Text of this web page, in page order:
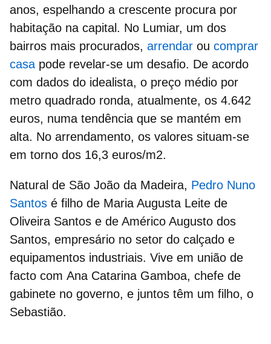
anos, espelhando a crescente procura por
habitação na capital. No Lumiar, um dos
bairros mais procurados, arrendar ou comprar
casa pode revelar-se um desafio. De acordo
com dados do idealista, o preço médio por
metro quadrado ronda, atualmente, os 4.642
euros, numa tendência que se mantém em
alta. No arrendamento, os valores situam-se
em torno dos 16,3 euros/m2.
Natural de São João da Madeira, Pedro Nuno
Santos é filho de Maria Augusta Leite de
Oliveira Santos e de Américo Augusto dos
Santos, empresário no setor do calçado e
equipamentos industriais. Vive em união de
facto com Ana Catarina Gamboa, chefe de
gabinete no governo, e juntos têm um filho, o
Sebastião.